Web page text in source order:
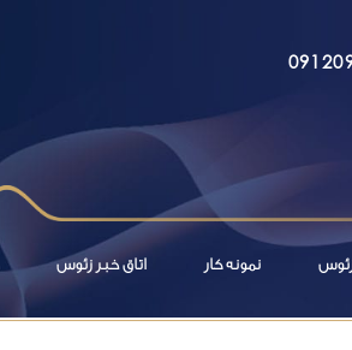
نمونه کار اتاق خبر زئوس